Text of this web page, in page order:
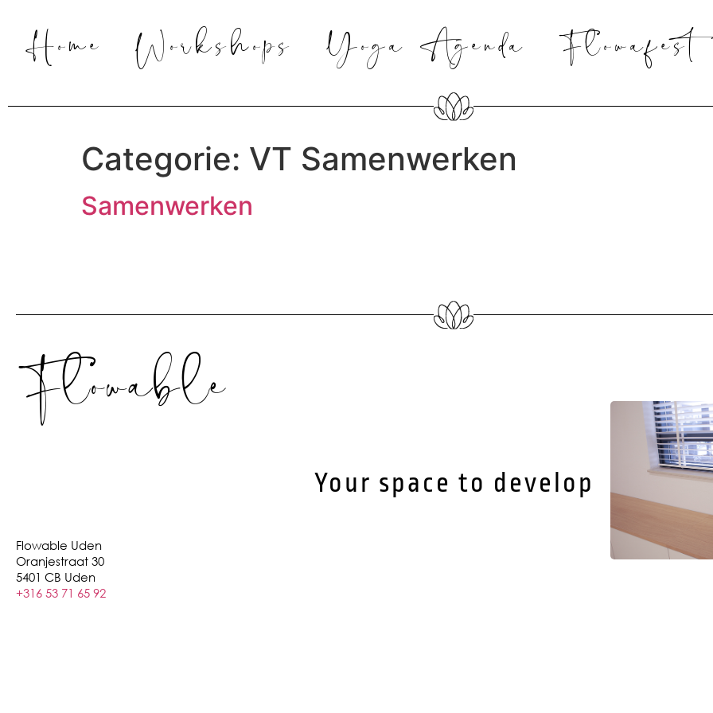
Home Workshops Yoga Agenda Flowafest
Categorie: VT Samenwerken
Samenwerken
Flowable
Your space to develop
Flowable Uden
Oranjestraat 30
5401 CB Uden
+316 53 71 65 92